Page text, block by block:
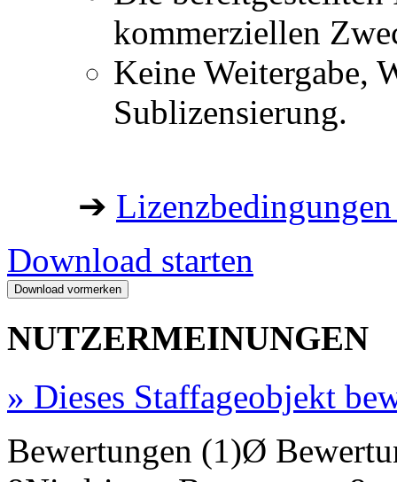
kommerziellen
Keine Weitergabe,
Sublizensierung.
➔
Download starten
NUTZERMEINUNGEN
» Dieses Staffageobjekt
Bewertungen (1)Ø